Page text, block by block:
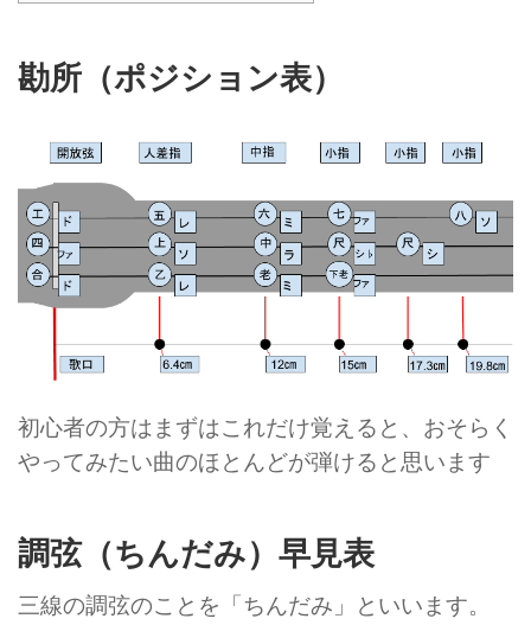
勘所（ポジション表）
初心者の方はまずはこれだけ覚えると、おそらく
やってみたい曲のほとんどが弾けると思います
調弦（ちんだみ）早見表
三線の調弦のことを「ちんだみ」といいます。